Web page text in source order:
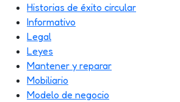
Historias de éxito circular
Informativo
Legal
Leyes
Mantener y reparar
Mobiliario
Modelo de negocio